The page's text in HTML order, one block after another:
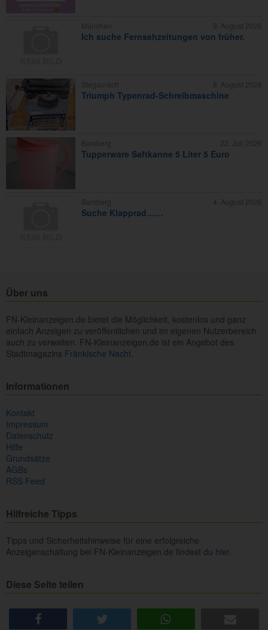
Ich suche Fernsehzeitungen von früher.
Triumph Typenrad-Schreibmaschine
Tupperware Saftkanne 5 Liter 5 Euro
Suche Klapprad……
Über uns
FN-Kleinanzeigen.de bietet die Möglichkeit, kostenlos und ganz
einfach Anzeigen zu veröffentlichen und im eigenen Nutzerbereich
auch zu verwalten. FN-Kleinanzeigen.de ist ein Angebot des
Stadtmagazins Fränkische Nacht.
Informationen
Kontakt
Impressum
Datenschutz
Hilfe
Grundsätze
AGBs
RSS Feed
Hilfreiche Tipps
Tipps und Sicherheitshinweise für eine erfolgreiche
Anzeigenschaltung bei FN-Kleinanzeigen.de findest du hier.
Diese Seite teilen